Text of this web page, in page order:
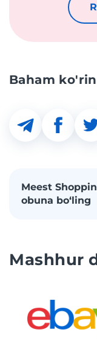
Baham
Meest
obuna bo‘ling
Mashhur